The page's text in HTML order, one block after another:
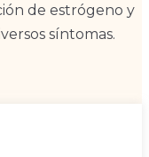
de estrógeno y
síntomas.